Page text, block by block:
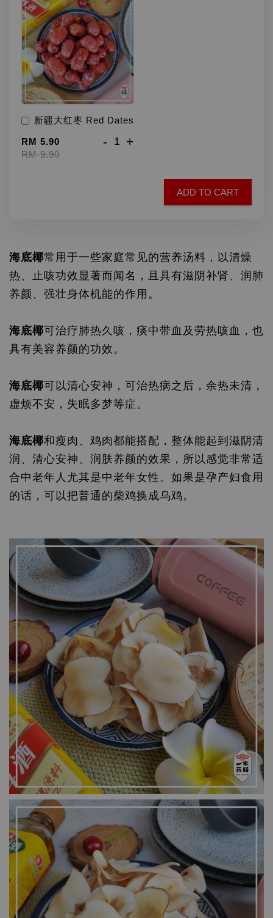
新疆大红枣 Red Dates
RM 5.90
RM 9.90
- +
ADD TO CART
海底椰常用于一些家庭常见的营养汤料，以清燥
热、止咳功效显著而闻名，且具有滋阴补肾、润肺
养颜、强壮身体机能的作用。
海底椰可治疗肺热久咳，痰中带血及劳热咳血，也
具有美容养颜的功效。
海底椰可以清心安神，可治热病之后，余热未清，
虚烦不安，失眠多梦等症。
海底椰和瘦肉、鸡肉都能搭配，整体能起到滋阴清
润、清心安神、润肤养颜的效果，所以感觉非常适
合中老年人尤其是中老年女性。如果是孕产妇食用
的话，可以把普通的柴鸡换成乌鸡。